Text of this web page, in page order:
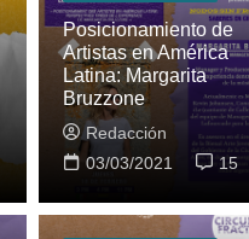
Posicionamiento de
Artistas en América
Latina: Margarita
Bruzzone
Redacción
03/03/2021
15